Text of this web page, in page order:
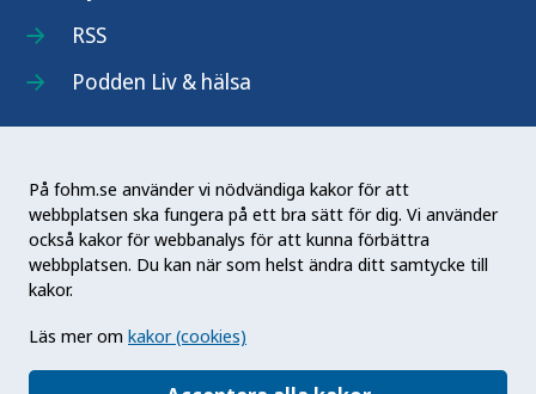
På fohm.se använder vi nödvändiga kakor för att
webbplatsen ska fungera på ett bra sätt för dig. Vi använder
också kakor för webbanalys för att kunna förbättra
webbplatsen. Du kan när som helst ändra ditt samtycke till
kakor.
Läs mer om kakor (cookies)
RSS
Podden Liv & hälsa
Folkhälsomyndigheten (Fohm) är en nationell
kunskapsmyndighet som arbetar för en bättre
folkhälsa. Det gör myndigheten genom att
främja hälsa, förebygga ohälsa och skydda mot
hälsohot. Vår vision är en folkhälsa som stärker